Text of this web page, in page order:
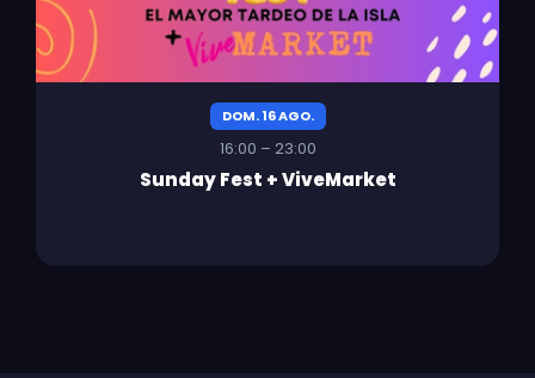
DOM. 16 AGO.
16:00 – 23:00
Sunday Fest + ViveMarket